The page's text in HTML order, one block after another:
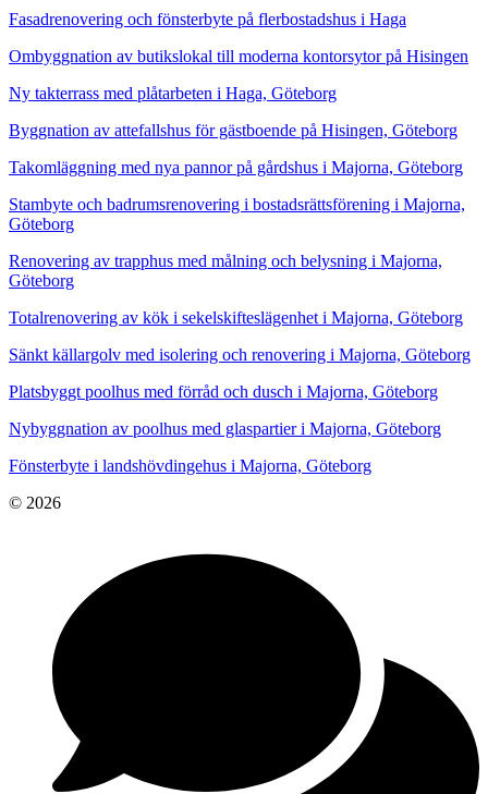
Fasadrenovering och fönsterbyte på flerbostadshus i Haga
Ombyggnation av butikslokal till moderna kontorsytor på Hisingen
Ny takterrass med plåtarbeten i Haga, Göteborg
Byggnation av attefallshus för gästboende på Hisingen, Göteborg
Takomläggning med nya pannor på gårdshus i Majorna, Göteborg
Stambyte och badrumsrenovering i bostadsrättsförening i Majorna,
Göteborg
Renovering av trapphus med målning och belysning i Majorna,
Göteborg
Totalrenovering av kök i sekelskifteslägenhet i Majorna, Göteborg
Sänkt källargolv med isolering och renovering i Majorna, Göteborg
Platsbyggt poolhus med förråd och dusch i Majorna, Göteborg
Nybyggnation av poolhus med glaspartier i Majorna, Göteborg
Fönsterbyte i landshövdingehus i Majorna, Göteborg
© 2026